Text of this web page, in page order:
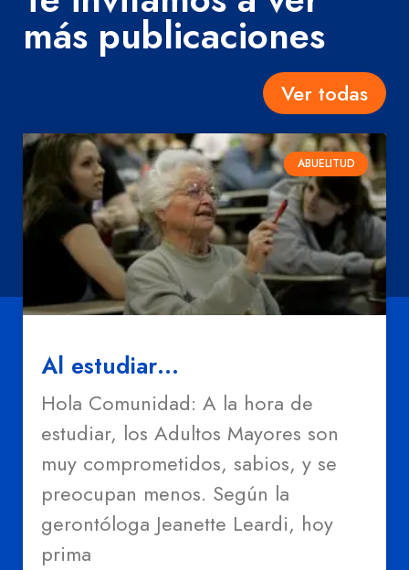
más publicaciones
Ver todas
ABUELITUD
Al estudiar…
Hola Comunidad: A la hora de
estudiar, los Adultos Mayores son
muy comprometidos, sabios, y se
preocupan menos. Según la
gerontóloga Jeanette Leardi, hoy
prima